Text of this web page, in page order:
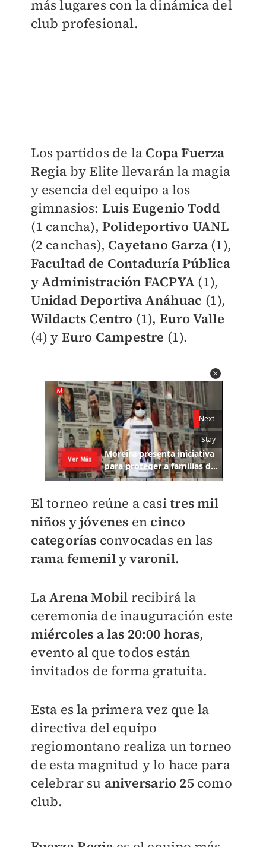
más lugares con la dinámica del
club profesional.
Los partidos de la Copa Fuerza
Regia by Elite llevarán la magia
y esencia del equipo a los
gimnasios: Luis Eugenio Todd
(1 cancha), Polideportivo UANL
(2 canchas), Cayetano Garza(1),
Facultad de Contaduría Pública
y Administración FACPYA (1),
Unidad Deportiva Anáhuac (1),
Wildacts Centro (1), Euro Valle
(4) y Euro Campestre (1).
El torneo reúne a casitres mil
niños y jóvenes en cinco
categorías convocadas en las
rama femenil y varonil.
LaArena Mobil recibirá la
ceremonia de inauguración este
miércoles a las 20:00 horas,
evento al que todos están
invitados de forma gratuita.
Esta es la primera vez que la
directiva del equipo
regiomontano realiza un torneo
de esta magnitud y lo hace para
celebrar su aniversario 25 como
club.